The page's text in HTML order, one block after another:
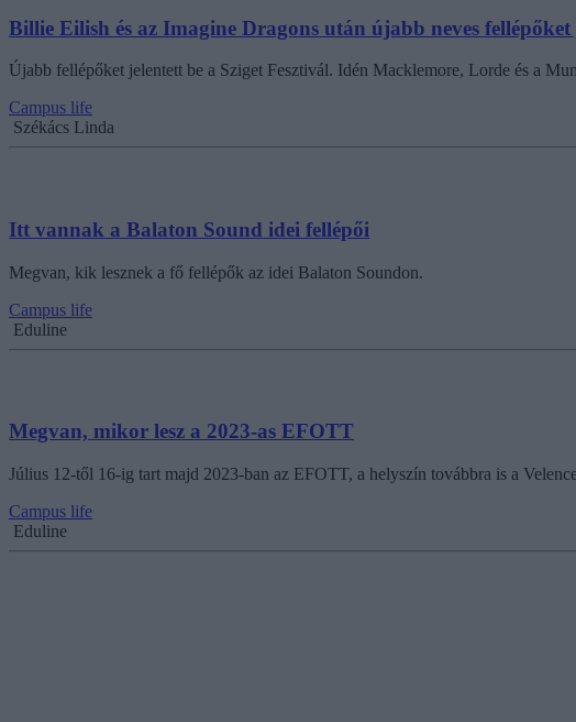
Billie Eilish és az Imagine Dragons után újabb neves fellépőket
Újabb fellépőket jelentett be a Sziget Fesztivál. Idén Macklemore, Lorde és a
Campus life
Székács Linda
Itt vannak a Balaton Sound idei fellépői
Megvan, kik lesznek a fő fellépők az idei Balaton Soundon.
Campus life
Eduline
Megvan, mikor lesz a 2023-as EFOTT
Július 12-től 16-ig tart majd 2023-ban az EFOTT, a helyszín továbbra is a
Campus life
Eduline